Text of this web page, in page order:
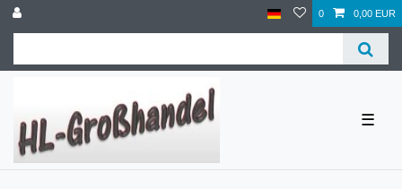
0 0,00 EUR
☰